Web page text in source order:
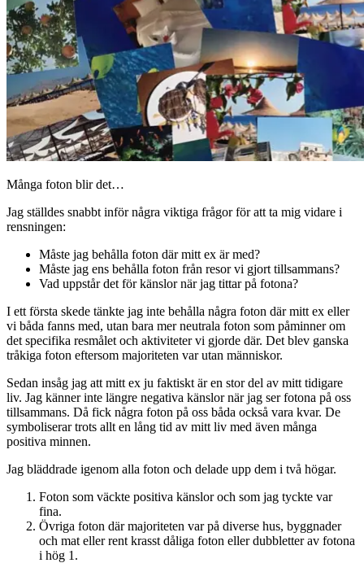
Många foton blir det…
Jag ställdes snabbt inför några viktiga frågor för att ta mig vidare i
rensningen:
Måste jag behålla foton där mitt ex är med?
Måste jag ens behålla foton från resor vi gjort tillsammans?
Vad uppstår det för känslor när jag tittar på fotona?
I ett första skede tänkte jag inte behålla några foton där mitt ex eller
vi båda fanns med, utan bara mer neutrala foton som påminner om
det specifika resmålet och aktiviteter vi gjorde där. Det blev ganska
tråkiga foton eftersom majoriteten var utan människor.
Sedan insåg jag att mitt ex ju faktiskt är en stor del av mitt tidigare
liv. Jag känner inte längre negativa känslor när jag ser fotona på oss
tillsammans. Då fick några foton på oss båda också vara kvar. De
symboliserar trots allt en lång tid av mitt liv med även många
positiva minnen.
Jag bläddrade igenom alla foton och delade upp dem i två högar.
Foton som väckte positiva känslor och som jag tyckte var
fina.
Övriga foton där majoriteten var på diverse hus, byggnader
och mat eller rent krasst dåliga foton eller dubbletter av fotona
i hög 1.